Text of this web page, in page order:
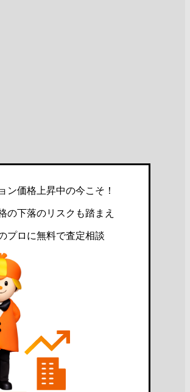
ン価格上昇中の今こそ！
の下落のリスクも踏まえ
プロに無料で査定相談